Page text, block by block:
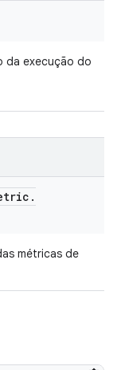
da execução do
.
métricas de